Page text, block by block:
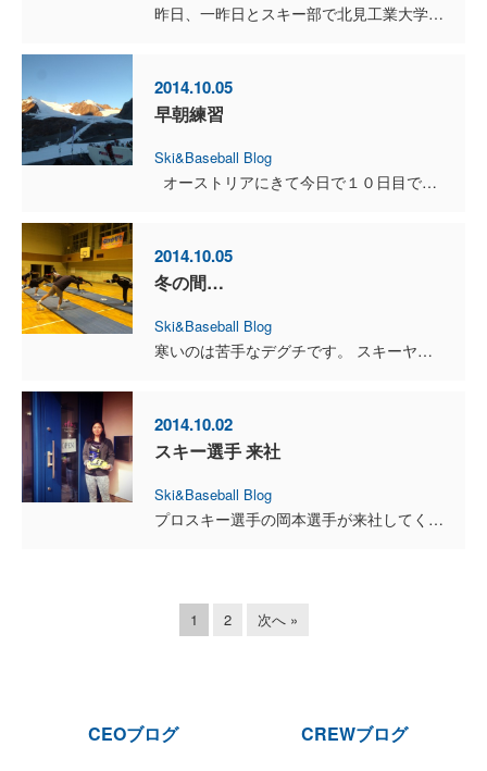
昨日、一昨日とスキー部で北見工業大学のスキーブーツの測定に行きました。 スカイテックというターンシュミレーションマシーンを使用しての内傾角の測定と ...
2014.10.05
早朝練習
Ski&Baseball Blog
オーストリアにきて今日で１０日目です。 ピッツタールでの雪上トレーニングは毎日が早朝練習です。 ゲレンデに向かう電車に７時１５分に乗ります。 ...
2014.10.05
冬の間…
Ski&Baseball Blog
寒いのは苦手なデグチです。 スキーヤーの皆さんにとっては シーズンインになるので 楽しみな方が多いようですね。 夏の間、このブログでもお知らせしていた野球部の活動。 冬の間は体育...
2014.10.02
スキー選手 来社
Ski&Baseball Blog
プロスキー選手の岡本選手が来社してくれました。 明後日から欧州遠征に出発されるそうですが、その前にファーストステップの酸素カプセルに入りに来てくれました。 ブレインスキー部...
1 2 次へ »
CEOブログ CREWブログ